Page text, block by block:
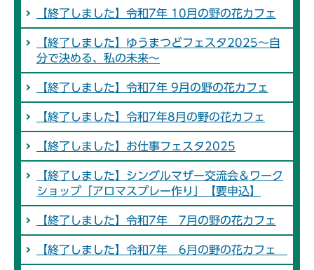
【終了しました】令和7年 10月の野の花カフェ
【終了しました】ゆうまつどフェスタ2025～自
分で決める、私の未来～
【終了しました】令和7年 9月の野の花カフェ
【終了しました】令和7年8月の野の花カフェ
【終了しました】お仕事フェスタ2025
【終了しました】シングルマザー交流会＆ワーク
ショップ「アロマスプレー作り」【要申込】
【終了しました】令和7年 7月の野の花カフェ
【終了しました】令和7年 6月の野の花カフェ